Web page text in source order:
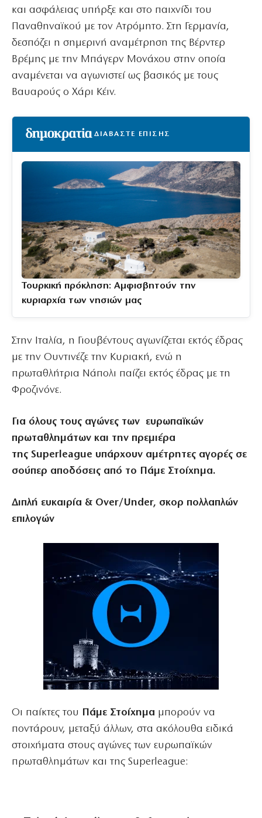
και ασφάλειας υπήρξε και στο παιχνίδι του
Παναθηναϊκού με τον Ατρόμητο. Στη Γερμανία,
δεσπόζει η σημερινή αναμέτρηση της Βέρντερ
Βρέμης με την Μπάγερν Μονάχου στην οποία
αναμένεται να αγωνιστεί ως βασικός με τους
Βαυαρούς ο Χάρι Κέιν.
ΔΙΑΒΑΣΤΕ ΕΠΙΣΗΣ
Τουρκική πρόκληση: Αμφισβητούν την
κυριαρχία των νησιών μας
Στην Ιταλία, η Γιουβέντους αγωνίζεται εκτός έδρας
με την Ουντινέζε την Κυριακή, ενώ η
πρωταθλήτρια Νάπολι παίζει εκτός έδρας με τη
Φροζινόνε.
Για όλους τους αγώνες των ευρωπαϊκών
πρωταθλημάτων και την πρεμιέρα
της Superleague υπάρχουν αμέτρητες αγορές σε
σούπερ αποδόσεις από το Πάμε Στοίχημα.
Διπλή ευκαιρία & Over/Under, σκορ πολλαπλών
επιλογών
Οι παίκτες του Πάμε Στοίχημα μπορούν να
ποντάρουν, μεταξύ άλλων, στα ακόλουθα ειδικά
στοιχήματα στους αγώνες των ευρωπαϊκών
πρωταθλημάτων και της Superleague: